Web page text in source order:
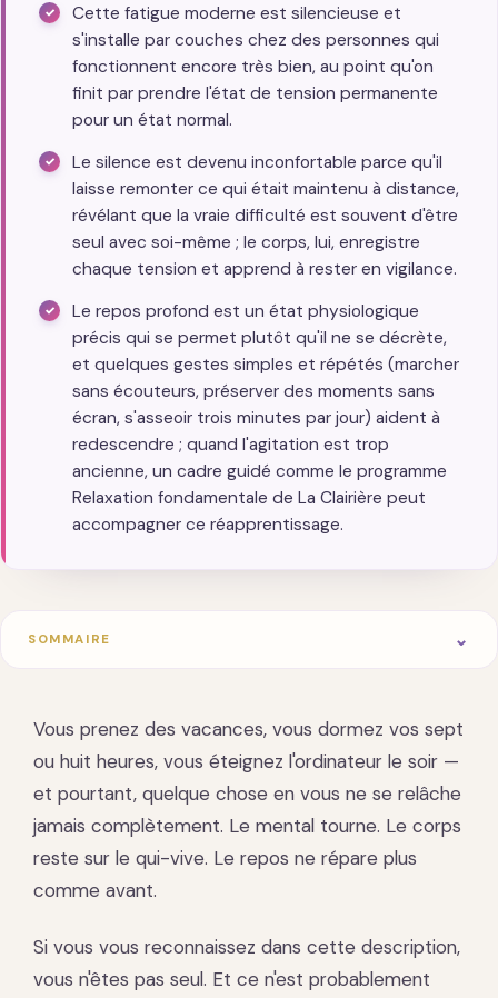
Cette fatigue moderne est silencieuse et
s'installe par couches chez des personnes qui
fonctionnent encore très bien, au point qu'on
finit par prendre l'état de tension permanente
pour un état normal.
Le silence est devenu inconfortable parce qu'il
laisse remonter ce qui était maintenu à distance,
révélant que la vraie difficulté est souvent d'être
seul avec soi-même ; le corps, lui, enregistre
chaque tension et apprend à rester en vigilance.
Le repos profond est un état physiologique
précis qui se permet plutôt qu'il ne se décrète,
et quelques gestes simples et répétés (marcher
sans écouteurs, préserver des moments sans
écran, s'asseoir trois minutes par jour) aident à
redescendre ; quand l'agitation est trop
ancienne, un cadre guidé comme le programme
Relaxation fondamentale de La Clairière peut
accompagner ce réapprentissage.
SOMMAIRE
Vous prenez des vacances, vous dormez vos sept
ou huit heures, vous éteignez l'ordinateur le soir —
et pourtant, quelque chose en vous ne se relâche
jamais complètement. Le mental tourne. Le corps
reste sur le qui-vive. Le repos ne répare plus
comme avant.
Si vous vous reconnaissez dans cette description,
vous n'êtes pas seul. Et ce n'est probablement